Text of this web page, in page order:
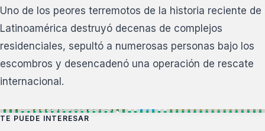
Uno de los peores terremotos de la historia reciente de
Latinoamérica destruyó decenas de complejos
residenciales, sepultó a numerosas personas bajo los
escombros y desencadenó una operación de rescate
internacional.
TE PUEDE INTERESAR